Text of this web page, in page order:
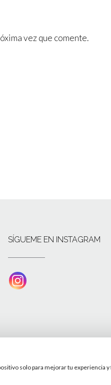
vez que comente.
SÍGUEME EN INSTAGRAM
solo para mejorar tu experiencia